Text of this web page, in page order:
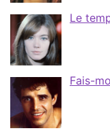
Le
Fais-